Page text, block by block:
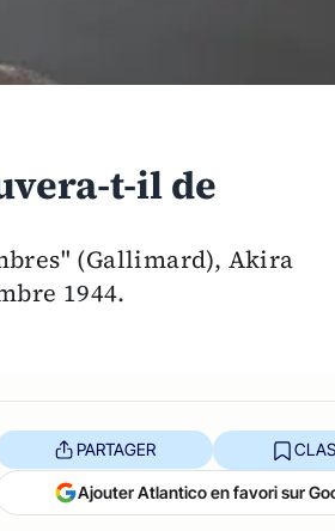
t-il de
(Gallimard), Akira
1944.
PARTAGER
Ajouter Atlantico en favori sur